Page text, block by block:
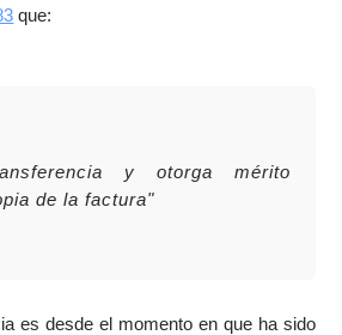
que:
y otorga mérito
de la factura"
es desde el momento en que ha sido